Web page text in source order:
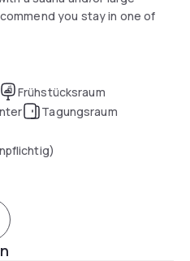
you stay in one of
Frühstücksraum
Tagungsraum